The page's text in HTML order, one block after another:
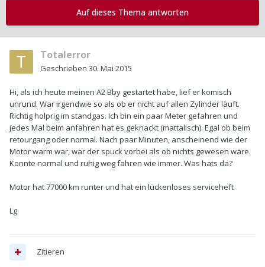
Auf dieses Thema antworten
Totalerror
Geschrieben 30. Mai 2015
Hi, als ich heute meinen A2 Bby gestartet habe, lief er komisch
unrund. War irgendwie so als ob er nicht auf allen Zylinder läuft.
Richtig holprig im standgas. Ich bin ein paar Meter gefahren und
jedes Mal beim anfahren hat es geknackt (mattalisch). Egal ob beim
retourgang oder normal. Nach paar Minuten, anscheinend wie der
Motor warm war, war der spuck vorbei als ob nichts gewesen wäre.
Konnte normal und ruhig weg fahren wie immer. Was hats da?
Motor hat 77000 km runter und hat ein lückenloses serviceheft
Lg
Zitieren